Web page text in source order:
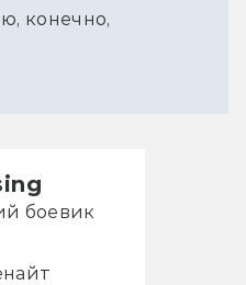
конечно,
боевик